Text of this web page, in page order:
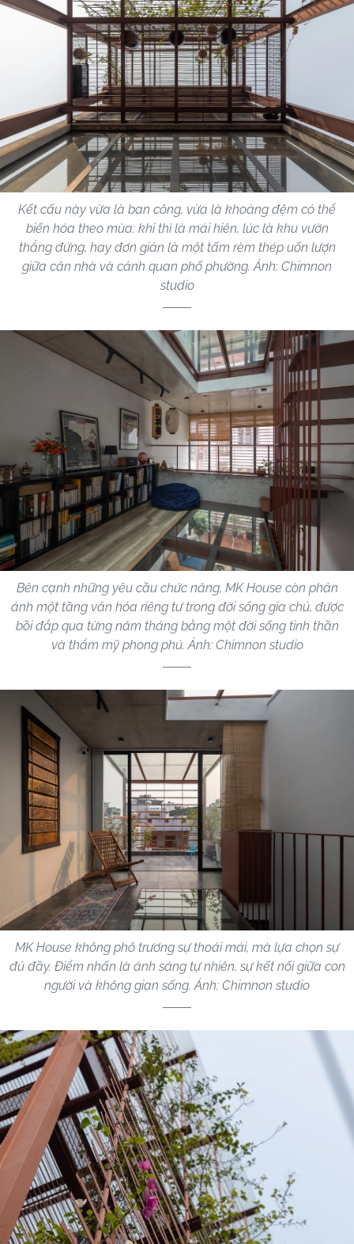
Kết cấu này vừa là ban công, vừa là khoảng đệm có thể
biến hóa theo mùa: khi thì là mái hiên, lúc là khu vườn
thẳng đứng, hay đơn giản là một tấm rèm thép uốn lượn
giữa căn nhà và cảnh quan phố phường. Ảnh: Chimnon
studio
Bên cạnh những yêu cầu chức năng, MK House còn phản
ánh một tầng văn hóa riêng tư trong đời sống gia chủ, được
bồi đắp qua từng năm tháng bằng một đời sống tinh thần
và thẩm mỹ phong phú. Ảnh: Chimnon studio
MK House không phô trương sự thoải mái, mà lựa chọn sự
đủ đầy. Điểm nhấn là ánh sáng tự nhiên, sự kết nối giữa con
người và không gian sống. Ảnh: Chimnon studio